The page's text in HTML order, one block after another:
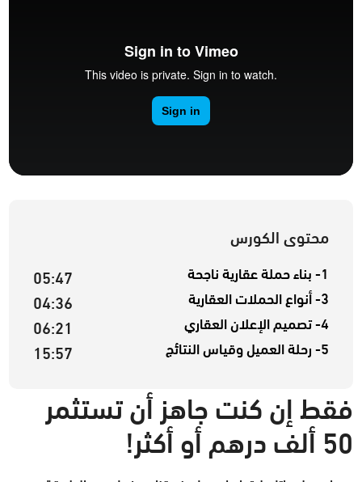
محتوى الكورس
1- بناء حملة عقارية ناجحة 05:47
3- أنواع الحملات العقارية 04:36
4- تصميم الإعلان العقاري 06:21
5- رحلة العميل وقياس النتائج 15:57
فقط إن كنت جاهز أن تستثمر
50 ألف درهم أو أكثر!